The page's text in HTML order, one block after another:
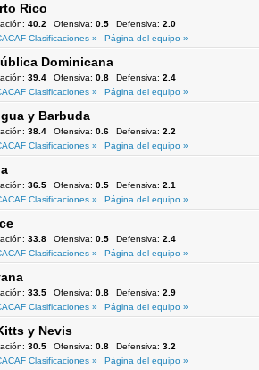
Rico
40.2 Ofensiva: 0.5 Defensiva: 2.0
Clasificaciones »
Página del equipo »
Dominicana
39.4 Ofensiva: 0.8 Defensiva: 2.4
Clasificaciones »
Página del equipo »
y Barbuda
38.4 Ofensiva: 0.6 Defensiva: 2.2
Clasificaciones »
Página del equipo »
36.5 Ofensiva: 0.5 Defensiva: 2.1
Clasificaciones »
Página del equipo »
33.8 Ofensiva: 0.5 Defensiva: 2.4
Clasificaciones »
Página del equipo »
33.5 Ofensiva: 0.8 Defensiva: 2.9
Clasificaciones »
Página del equipo »
y Nevis
30.5 Ofensiva: 0.8 Defensiva: 3.2
Clasificaciones »
Página del equipo »